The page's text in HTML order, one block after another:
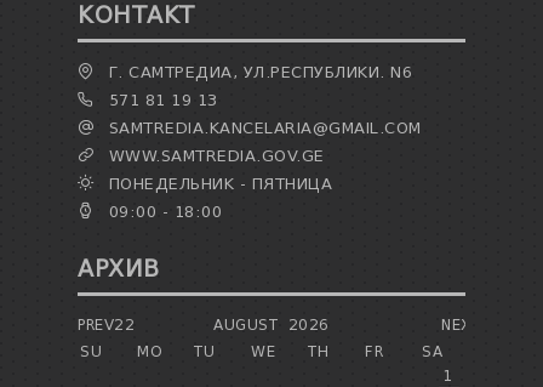
КОНТАКТ
Г. САМТРЕДИА, УЛ.РЕСПУБЛИКИ. N6
571 81 19 13
SAMTREDIA.KANCELARIA@GMAIL.COM
WWW.SAMTREDIA.GOV.GE
ПОНЕДЕЛЬНИК - ПЯТНИЦА
09:00 - 18:00
АРХИВ
PREV22 NEXT
AUGUST
2026
SU
MO TU WE TH FR
SA
1